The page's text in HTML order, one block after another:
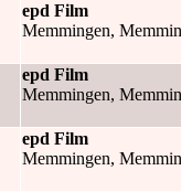
epd Film
Memmingen,
epd Film
Memmingen,
epd Film
Memmingen,